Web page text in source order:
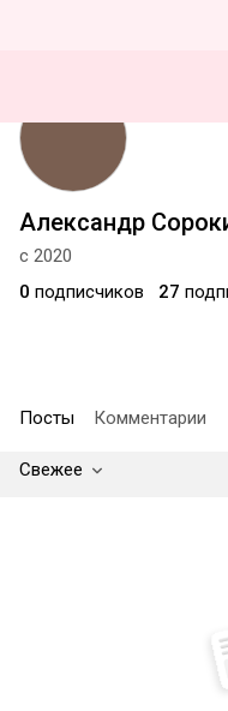
Александр
с 2020
0 подписчиков 27
Посты Комментарии
Свежее